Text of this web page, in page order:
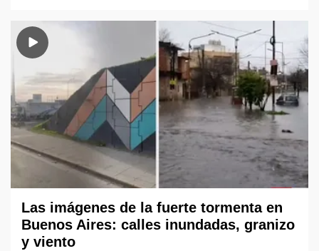
Las imágenes de la fuerte tormenta en
Buenos Aires: calles inundadas, granizo
y viento